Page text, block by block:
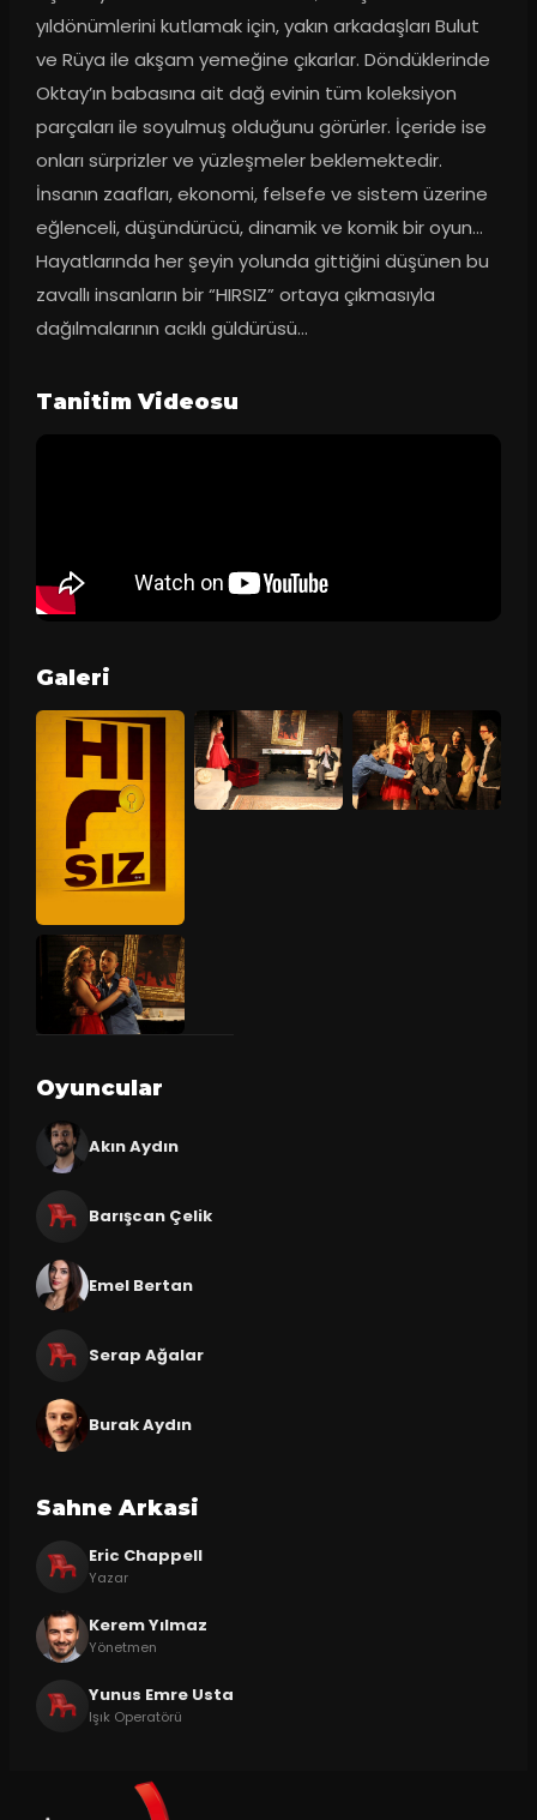
yıldönümlerini kutlamak için, yakın arkadaşları Bulut
ve Rüya ile akşam yemeğine çıkarlar. Döndüklerinde
Oktay’ın babasına ait dağ evinin tüm koleksiyon
parçaları ile soyulmuş olduğunu görürler. İçeride ise
onları sürprizler ve yüzleşmeler beklemektedir.
İnsanın zaafları, ekonomi, felsefe ve sistem üzerine
eğlenceli, düşündürücü, dinamik ve komik bir oyun…
Hayatlarında her şeyin yolunda gittiğini düşünen bu
zavallı insanların bir “HIRSIZ” ortaya çıkmasıyla
dağılmalarının acıklı güldürüsü…
Tanitim Videosu
Galeri
Oyuncular
Akın Aydın
Barışcan Çelik
Emel Bertan
Serap Ağalar
Burak Aydın
Sahne Arkasi
Eric Chappell
Yazar
Kerem Yılmaz
Yönetmen
Yunus Emre Usta
Işık Operatörü